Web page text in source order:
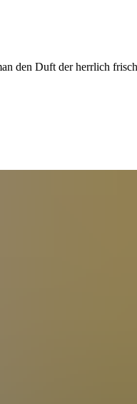
den Duft der herrlich